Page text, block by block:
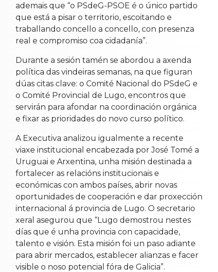
ademais que “o PSdeG-PSOE é o único partido
que está a pisar o territorio, escoitando e
traballando concello a concello, con presenza
real e compromiso coa cidadanía”.
Durante a sesión tamén se abordou a axenda
política das vindeiras semanas, na que figuran
dúas citas clave: o Comité Nacional do PSdeG e
o Comité Provincial de Lugo, encontros que
servirán para afondar na coordinación orgánica
e fixar as prioridades do novo curso político.
A Executiva analizou igualmente a recente
viaxe institucional encabezada por José Tomé a
Uruguai e Arxentina, unha misión destinada a
fortalecer as relacións institucionais e
económicas con ambos países, abrir novas
oportunidades de cooperación e dar proxección
internacional á provincia de Lugo. O secretario
xeral asegurou que “Lugo demostrou nestes
días que é unha provincia con capacidade,
talento e visión. Esta misión foi un paso adiante
para abrir mercados, establecer alianzas e facer
visible o noso potencial fóra de Galicia”.